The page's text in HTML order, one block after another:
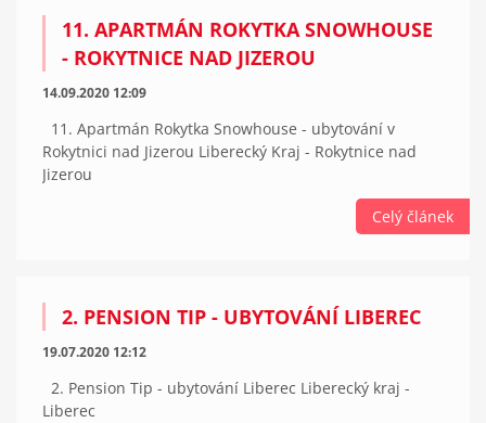
11. APARTMÁN ROKYTKA SNOWHOUSE
- ROKYTNICE NAD JIZEROU
14.09.2020 12:09
11. Apartmán Rokytka Snowhouse - ubytování v
Rokytnici nad Jizerou Liberecký Kraj - Rokytnice nad
Jizerou
Celý článek
2. PENSION TIP - UBYTOVÁNÍ LIBEREC
19.07.2020 12:12
2. Pension Tip - ubytování Liberec Liberecký kraj -
Liberec